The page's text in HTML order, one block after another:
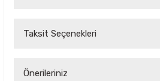
Taksit Seçenekleri
Önerileriniz